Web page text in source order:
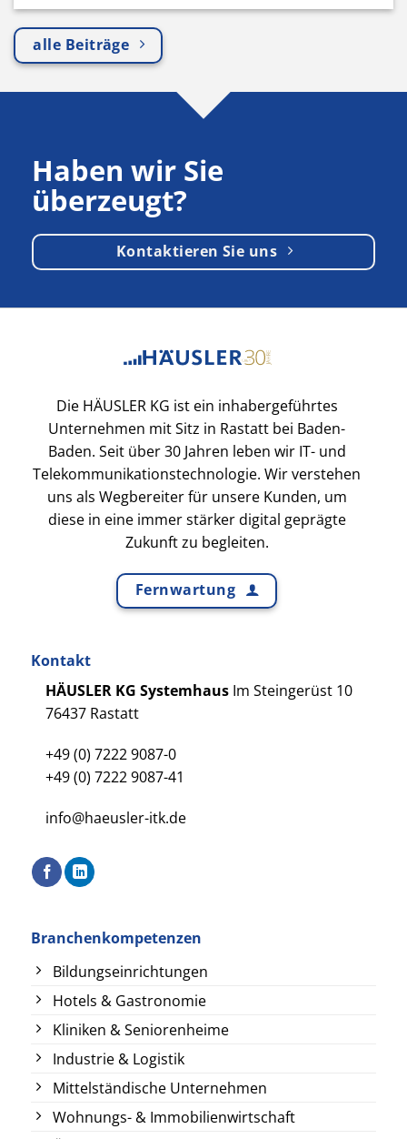
alle Beiträge
Haben wir Sie
überzeugt?
Kontaktieren Sie uns
Die HÄUSLER KG ist ein inhabergeführtes
Unternehmen mit Sitz in Rastatt bei Baden-
Baden. Seit über 30 Jahren leben wir IT- und
Telekommunikationstechnologie. Wir verstehen
uns als Wegbereiter für unsere Kunden, um
diese in eine immer stärker digital geprägte
Zukunft zu begleiten.
Fernwartung
Kontakt
HÄUSLER KG Systemhaus Im Steingerüst 10
76437 Rastatt
+49 (0) 7222 9087-0
+49 (0) 7222 9087-41
info@haeusler-itk.de
Branchenkompetenzen
Bildungseinrichtungen
Hotels & Gastronomie
Kliniken & Seniorenheime
Industrie & Logistik
Mittelständische Unternehmen
Wohnungs- & Immobilienwirtschaft